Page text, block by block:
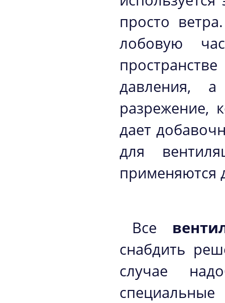
просто
лобовую
давления,
разрежение,
дает
для
применяются
Все
снабдить
случае